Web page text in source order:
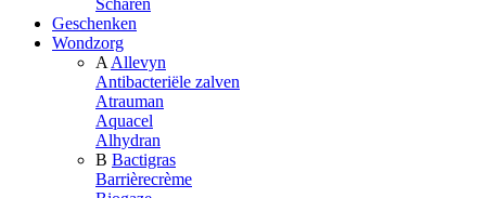
Scharen
Geschenken
Wondzorg
A Allevyn
Antibacteriële zalven
Atrauman
Aquacel
Alhydran
B Bactigras
Barrièrecrème